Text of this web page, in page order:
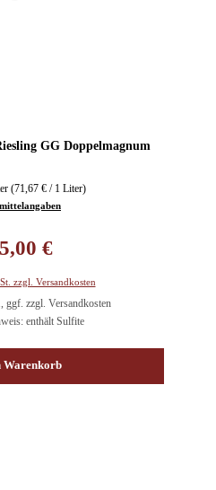
GG Doppelmagnum
(71,67 € / 1 Liter)
€
zzgl. Versandkosten
zzgl. Versandkosten
enthält Sulfite
Warenkorb